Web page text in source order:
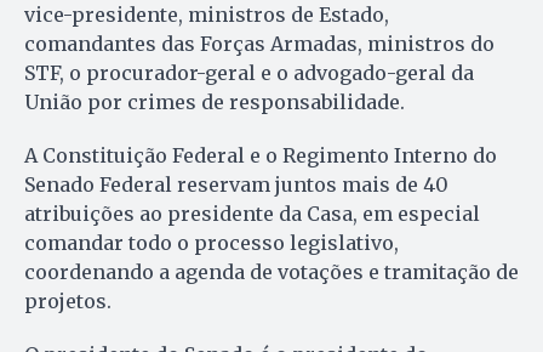
vice-presidente, ministros de Estado,
comandantes das Forças Armadas, ministros do
STF, o procurador-geral e o advogado-geral da
União por crimes de responsabilidade.
A Constituição Federal e o Regimento Interno do
Senado Federal reservam juntos mais de 40
atribuições ao presidente da Casa, em especial
comandar todo o processo legislativo,
coordenando a agenda de votações e tramitação de
projetos.